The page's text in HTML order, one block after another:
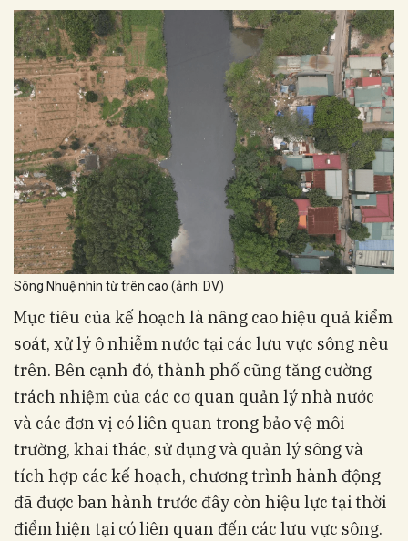
Sông Nhuệ nhìn từ trên cao (ảnh: DV)
Mục tiêu của kế hoạch là nâng cao hiệu quả kiểm
soát, xử lý ô nhiễm nước tại các lưu vực sông nêu
trên. Bên cạnh đó, thành phố cũng tăng cường
trách nhiệm của các cơ quan quản lý nhà nước
và các đơn vị có liên quan trong bảo vệ môi
trường, khai thác, sử dụng và quản lý sông và
tích hợp các kế hoạch, chương trình hành động
đã được ban hành trước đây còn hiệu lực tại thời
điểm hiện tại có liên quan đến các lưu vực sông.